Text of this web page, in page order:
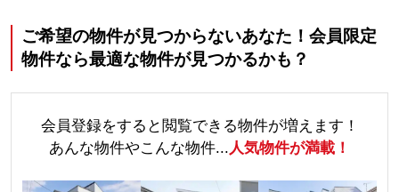
ご希望の物件が見つからないあなた！会員限定
物件なら最適な物件が見つかるかも？
会員登録をすると閲覧できる物件が増えます！
あんな物件やこんな物件... 人気物件が満載！